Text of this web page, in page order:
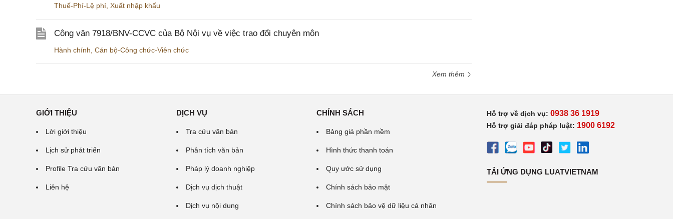
Thuế-Phí-Lệ phí Xuất nhập khẩu
Công văn 7918/BNV-CCVC của Bộ Nội vụ về việc trao đổi chuyên môn
Hành chính Cán bộ-Công chức-Viên chức
Xem thêm
GIỚI THIỆU
Lời giới thiệu
Lịch sử phát triển
Profile Tra cứu văn bản
Liên hệ
DỊCH VỤ
Tra cứu văn bản
Phân tích văn bản
Pháp lý doanh nghiệp
Dịch vụ dịch thuật
Dịch vụ nội dung
CHÍNH SÁCH
Bảng giá phần mềm
Hình thức thanh toán
Quy ước sử dụng
Chính sách bảo mật
Chính sách bảo vệ dữ liệu cá nhân
Hỗ trợ về dịch vụ: 0938 36 1919
Hỗ trợ giải đáp pháp luật: 1900 6192
TẢI ỨNG DỤNG LUATVIETNAM